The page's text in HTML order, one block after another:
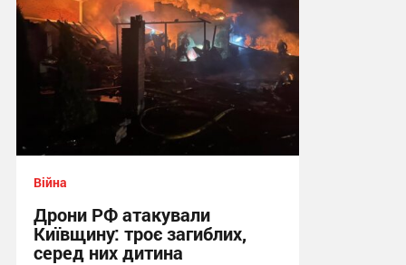
Війна
Дрони РФ атакували
Київщину: троє загиблих,
серед них дитина